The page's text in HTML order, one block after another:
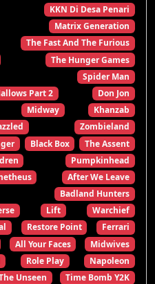
KKN Di Desa Penari
Matrix Generation
The Fast And The Furious
The Hunger Games
Spider Man
Part 2
Don Jon
Midway
Khanzab
Zombieland
Black Box
The Assent
Pumpkinhead
After We Leave
Badland Hunters
Lift
Warchief
Restore Point
Ferrari
All Your Faces
Midwives
Role Play
Napoleon
Unseen
Time Bomb Y2K